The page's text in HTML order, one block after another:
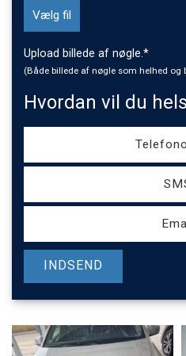
Upload
billede
af
nøgle
Vælg fil
Upload billede af nøgle.*
(Både billede af nøgle som helhed og
Upload
af
som
af
nøglebladet)
*
Hvordan vil du